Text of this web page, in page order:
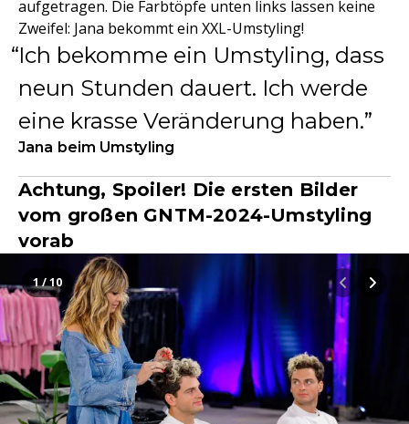
aufgetragen. Die Farbtöpfe unten links lassen keine
Zweifel: Jana bekommt ein XXL-Umstyling!
Ich bekomme ein Umstyling, dass
neun Stunden dauert. Ich werde
eine krasse Veränderung haben.
Jana beim Umstyling
Achtung, Spoiler! Die ersten Bilder
vom großen GNTM-2024-Umstyling
vorab
1 / 10